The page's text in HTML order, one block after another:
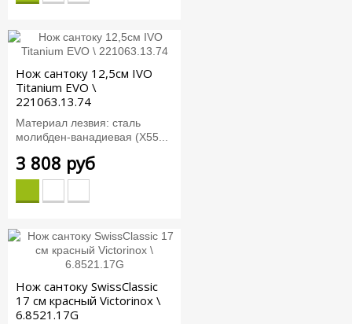
Нож сантоку 12,5см IVO
Titanium EVO \
221063.13.74
Материал лезвия: сталь
молибден-ванадиевая (X55...
3 808 руб
Нож сантоку SwissClassic
17 см красный Victorinox \
6.8521.17G